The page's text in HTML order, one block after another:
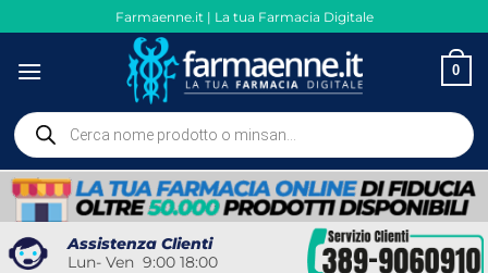
ai
contenuti
Farmaenne.it | La tua Farmacia Digitale
0
Ricerca
prodotti
Assistenza Clienti
Lun- Ven 9:00 18:00